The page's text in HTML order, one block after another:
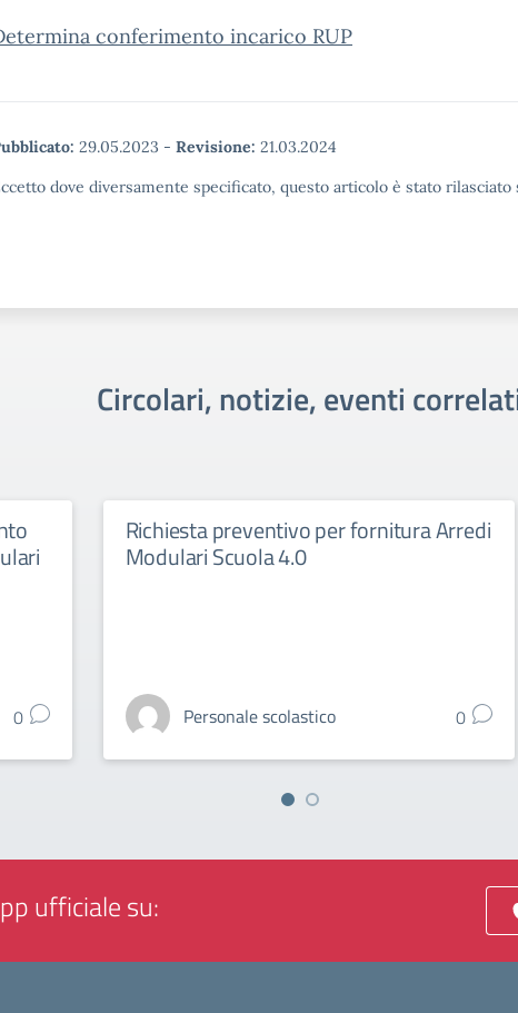
conferimento incarico RUP
29.05.2023 - Revisione: 21.03.2024
dove diversamente specificato, questo articolo è stato
Circolari, notizie, eventi
0
Richiesta preventivo per fornitura Arredi
Modulari Scuola 4.0
Personale scolastico 0
ufficiale su: